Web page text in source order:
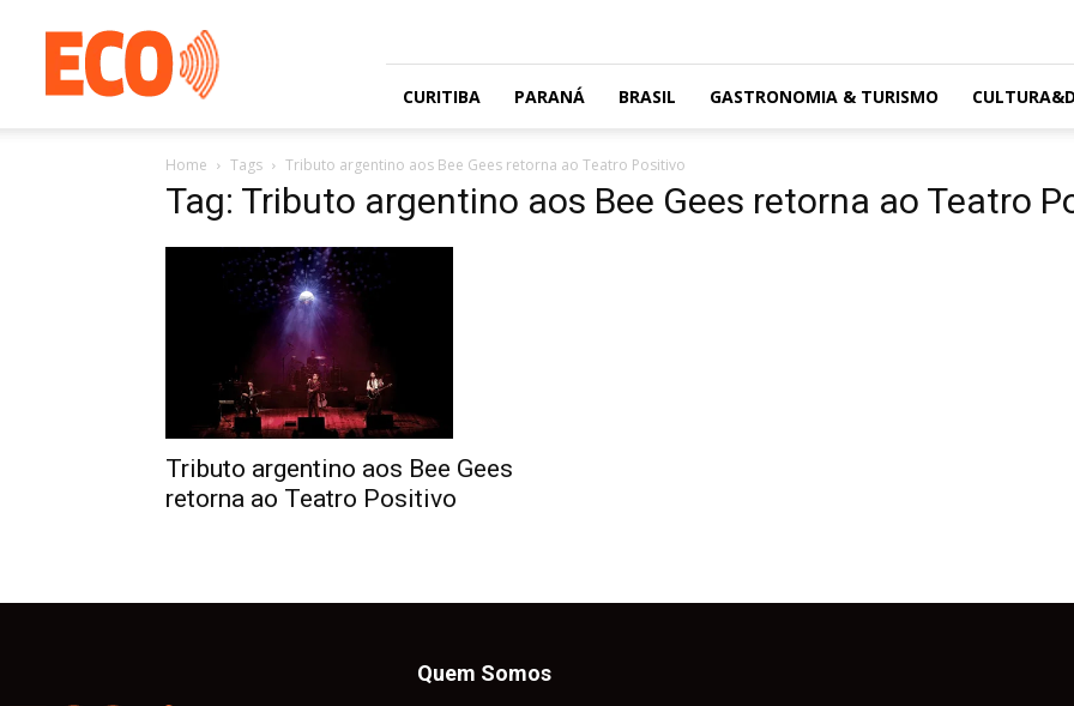
gratuito
com
circulação
CURITIBA PARANÁ BRASIL GASTRONOMIA & TURISMO
Home Tags Tributo argentino aos Bee Gees retorna ao Teatro Positivo
Tag: Tributo argentino aos Bee Gees retorna ao Teatro
Tributo argentino aos Bee Gees
retorna ao Teatro Positivo
Quem Somos